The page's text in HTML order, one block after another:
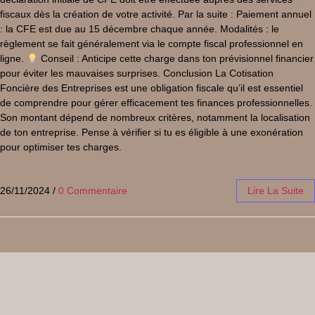
fiscaux dès la création de votre activité. Par la suite : Paiement annuel
: la CFE est due au 15 décembre chaque année. Modalités : le
règlement se fait généralement via le compte fiscal professionnel en
ligne.
Conseil : Anticipe cette charge dans ton prévisionnel financier
pour éviter les mauvaises surprises. Conclusion La Cotisation
Foncière des Entreprises est une obligation fiscale qu’il est essentiel
de comprendre pour gérer efficacement tes finances professionnelles.
Son montant dépend de nombreux critères, notamment la localisation
de ton entreprise. Pense à vérifier si tu es éligible à une exonération
pour optimiser tes charges.
26/11/2024 / 0 Commentaire Lire La Suite